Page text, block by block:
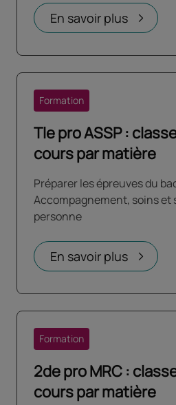
En savoir plus
Tle pro ASSP : classe complète ou
cours par matière
Formation
Préparer les épreuves du
Accompagnement, soins et
personne
En savoir plus
2de pro MRC : classe complète ou
cours par matière
Formation